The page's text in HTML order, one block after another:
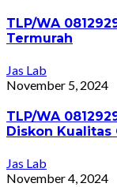
TLP/WA
Termurah
Jas Lab
November 5, 2024
TLP/WA
Diskon Kualitas
Jas Lab
November 4, 2024